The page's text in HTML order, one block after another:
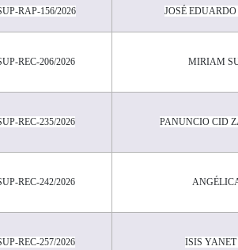
RAP-156/2026 JOSÉ
REC-206/2026 MIRIAM
REC-235/2026 PANUNCIO CID
REC-242/2026 ANGÉ
REC-257/2026 ISIS